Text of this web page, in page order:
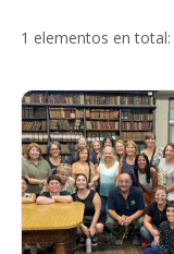
1 elementos en total: